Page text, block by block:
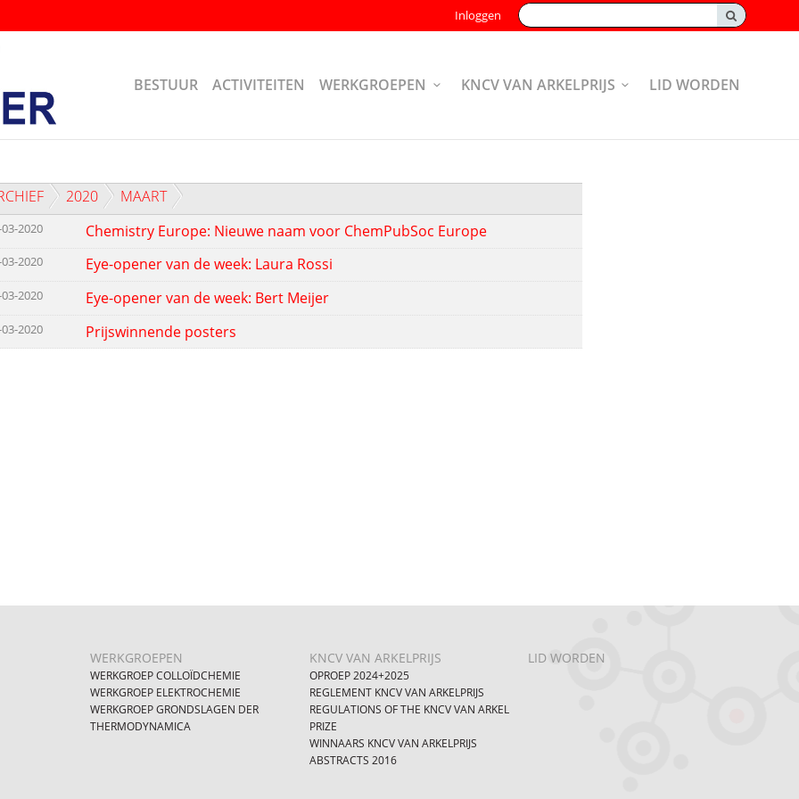
Zoeken:
Inloggen
BESTUUR ACTIVITEITEN WERKGROEPEN KNCV VAN ARKELPRIJS LID WORDEN
2020 MAART
2020 Chemistry Europe: Nieuwe naam voor ChemPubSoc Europe
2020 Eye-opener van de week: Laura Rossi
2020 Eye-opener van de week: Bert Meijer
2020 Prijswinnende posters
WERKGROEPEN
WERKGROEP COLLOÏDCHEMIE
WERKGROEP ELEKTROCHEMIE
WERKGROEP GRONDSLAGEN DER
THERMODYNAMICA
KNCV VAN ARKELPRIJS
OPROEP 2024+2025
REGLEMENT KNCV VAN ARKELPRIJS
REGULATIONS OF THE KNCV VAN ARKEL
PRIZE
WINNAARS KNCV VAN ARKELPRIJS
ABSTRACTS 2016
LID WORDEN